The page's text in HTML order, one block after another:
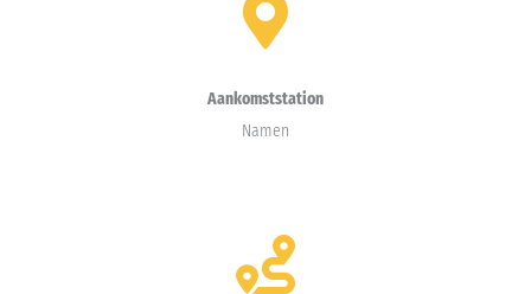
Aankomststation
Namen